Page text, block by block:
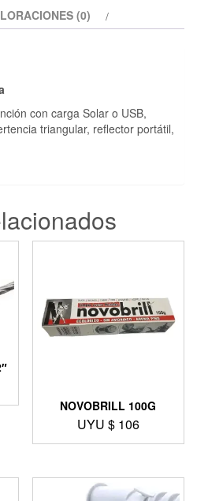
(0)
con carga Solar o USB,
triangular, reflector portátil,
NOVOBRILL 100G
UYU $ 106